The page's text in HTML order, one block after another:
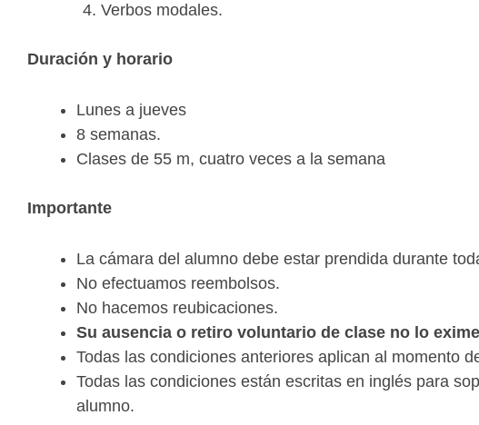
Verbos modales.
Duración y horario
Lunes a jueves
8 semanas.
Clases de 55 m, cuatro veces a la semana
Importante
La cámara del alumno debe estar prendida durante
No efectuamos reembolsos.
No hacemos reubicaciones.
Su ausencia o retiro voluntario de clase no lo
Todas las condiciones anteriores aplican al momento
Todas las condiciones están escritas en inglés para
alumno.